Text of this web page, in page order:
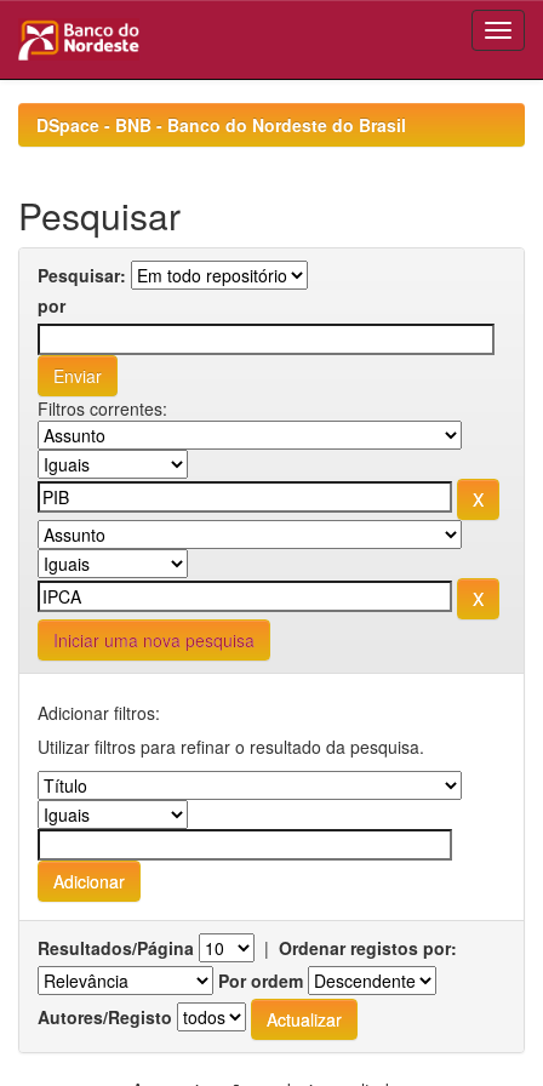
navigationDSpace - BNB - Banco do Nordeste do Brasil
Pesquisar
Pesquisar:
por
Filtros correntes:
Iniciar uma nova pesquisa
Adicionar filtros:
Utilizar filtros para refinar o resultado da pesquisa.
Resultados/Página | Ordenar registos por:
Por ordem
Autores/Registo